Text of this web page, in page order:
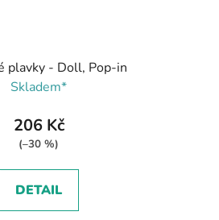
plavky - Doll, Pop-in
Skladem*
206 Kč
(–30 %)
DETAIL